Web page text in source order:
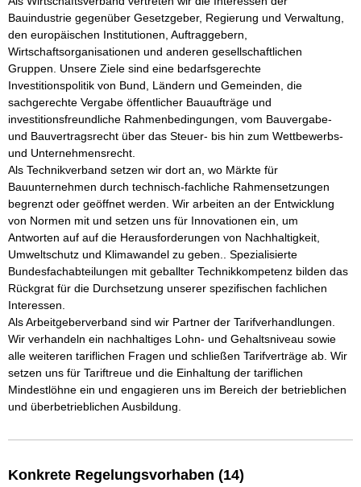
Bauindustrie gegenüber Gesetzgeber, Regierung und Verwaltung,
den europäischen Institutionen, Auftraggebern,
Wirtschaftsorganisationen und anderen gesellschaftlichen
Gruppen. Unsere Ziele sind eine bedarfsgerechte
Investitionspolitik von Bund, Ländern und Gemeinden, die
sachgerechte Vergabe öffentlicher Bauaufträge und
investitionsfreundliche Rahmenbedingungen, vom Bauvergabe-
und Bauvertragsrecht über das Steuer- bis hin zum Wettbewerbs-
und Unternehmensrecht.
Als Technikverband setzen wir dort an, wo Märkte für
Bauunternehmen durch technisch-fachliche Rahmensetzungen
begrenzt oder geöffnet werden. Wir arbeiten an der Entwicklung
von Normen mit und setzen uns für Innovationen ein, um
Antworten auf auf die Herausforderungen von Nachhaltigkeit,
Umweltschutz und Klimawandel zu geben.. Spezialisierte
Bundesfachabteilungen mit geballter Technikkompetenz bilden das
Rückgrat für die Durchsetzung unserer spezifischen fachlichen
Interessen.
Als Arbeitgeberverband sind wir Partner der Tarifverhandlungen.
Wir verhandeln ein nachhaltiges Lohn- und Gehaltsniveau sowie
alle weiteren tariflichen Fragen und schließen Tarifverträge ab. Wir
setzen uns für Tariftreue und die Einhaltung der tariflichen
Mindestlöhne ein und engagieren uns im Bereich der betrieblichen
und überbetrieblichen Ausbildung.
Konkrete Regelungsvorhaben (14)